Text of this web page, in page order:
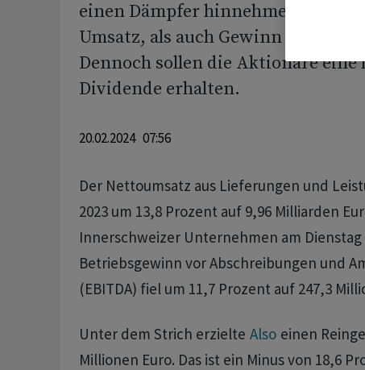
einen Dämpfer hinnehmen
Umsatz, als auch Gewinn
Dennoch sollen die Aktionäre eine
Dividende erhalten.
20.02.2024 07:56
Der Nettoumsatz aus Lieferungen und
2023 um 13,8 Prozent auf 9,96 Milliarden
Innerschweizer Unternehmen am
Betriebsgewinn vor Abschreibungen und
(EBITDA) fiel um 11,7 Prozent auf 247,3
Unter dem Strich erzielte Also einen
Millionen Euro. Das ist ein Minus von 18,6